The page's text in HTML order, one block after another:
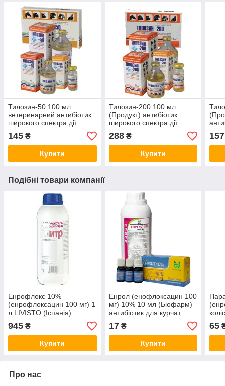
Тилозин-50 100 мл
ветеринарний антибіотик
широкого спектра дії
145 ₴
Купити
Тилозин-200 100 мл
(Продукт) антибіотик
широкого спектра дії
288₴
Купити
Подібні товари компанії
Енрофлокс 10%
(енрофлоксацин 100 мг) 1
л LIVISTO (Іспанія)
спектра дії для бройлерів
945 ₴
Купити
Енрол (енофлоксацин 100
мг) 10% 10 мл (Біофарм)
антибіотик для курчат,
каченят і гусашок
17₴
Купити
мл
65
Про нас